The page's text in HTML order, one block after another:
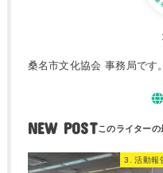
桑名市文化協会 事務局です。
NEW POST
3. 活動報